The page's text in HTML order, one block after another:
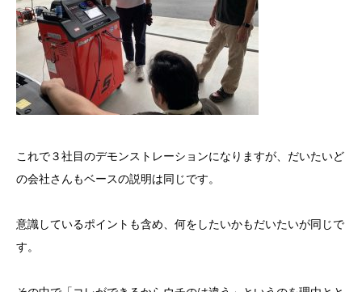
これで３社目のデモンストレーションになりますが、だいたいど
の会社さんもベースの説明は同じです。
意識しているポイントも含め、何をしたいかもだいたいが同じで
す。